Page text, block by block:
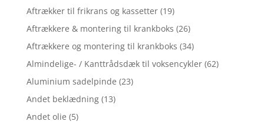
Aftrækker til frikrans og kassetter (19)
Aftrækkere & montering til krankboks (26)
Aftrækkere og montering til krankboks (34)
Almindelige- / Kanttrådsdæk til voksencykler (62)
Aluminium sadelpinde (23)
Andet beklædning (13)
Andet olie (5)